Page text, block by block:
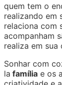
quem tem o
realizando em
relaciona com
acompanham
realiza em sua
Sonhar com
la família e os